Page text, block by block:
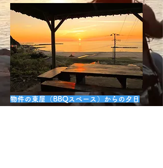
物件の東屋（BBQスペース）からの夕日